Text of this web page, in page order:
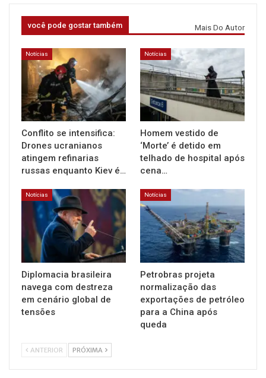
você pode gostar também Mais Do Autor
Notícias
Conflito se intensifica:
Drones ucranianos
atingem refinarias
russas enquanto Kiev é…
Notícias
Homem vestido de
‘Morte’ é detido em
telhado de hospital após
cena…
Notícias
Diplomacia brasileira
navega com destreza
em cenário global de
tensões
Notícias
Petrobras projeta
normalização das
exportações de petróleo
para a China após
queda
ANTERIOR PRÓXIMA